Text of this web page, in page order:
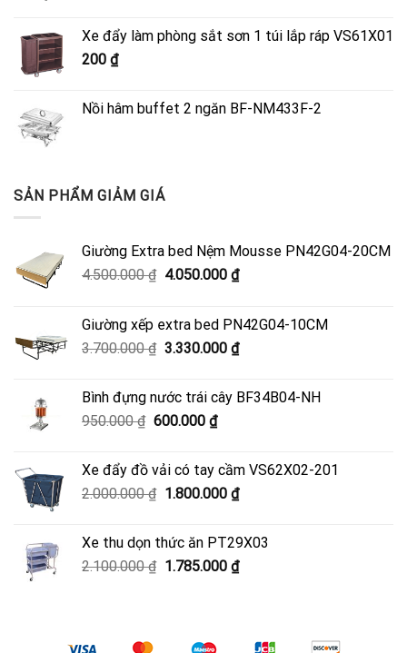
4.500.000 ₫.là:
Xe đẩy làm phòng sắt sơn 1 túi lắp ráp VS61X01
200 ₫
Nồi hâm buffet 2 ngăn BF-NM433F-2
SẢN PHẨM GIẢM GIÁ
Giường Extra bed Nệm Mousse PN42G04-20CM
4.500.000₫ Giá
4.500.000 ₫.
4.050.000 ₫Giá
là:
4.050.000 ₫.
Giường xếp extra bed PN42G04-10CM
3.700.000₫ Giá
3.700.000 ₫.
3.330.000 ₫Giá
là:
Bình đựng nước trái cây BF34B04-NH
950.000₫ Giá
950.000 ₫.
600.000 ₫Giá
là:
600.000 ₫.
Xe đẩy đồ vải có tay cầm VS62X02-201
2.000.000₫ Giá
2.000.000 ₫.
1.800.000 ₫Giá
là:
1.800.000 ₫.
Xe thu dọn thức ăn PT29X03
2.100.000₫ Giá
1.785.000 ₫Giá
1.785.000 ₫.